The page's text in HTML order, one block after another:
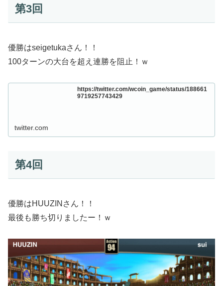
第3回
優勝はseigetukaさん！！
100ターンの大台を超え連勝を阻止！ｗ
https://twitter.com/wcoin_game/status/188661
9719257743429
twitter.com
第4回
優勝はHUUZINさん！！
最後も勝ち切りましたー！ｗ